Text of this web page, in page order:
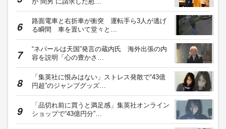
路面電車と右折車が衝突 運転手ら3人が逃げ
る瞬間 車を置いて堂々と…
“ネパールは天国”発言の蔵内氏 海外出張の内
容を説明「心の豊かさ…
「集英社に恨みはない」ストレス発散で“43億
円超”のジャンプグッズ…
「品切れ前に買うと満足感」集英社オンライン
ショップで“43億円分”…